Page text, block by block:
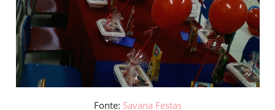
Fonte: Savana Festas